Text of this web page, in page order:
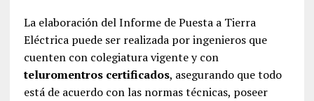
La elaboración del Informe de Puesta a Tierra
Eléctrica puede ser realizada por ingenieros que
cuenten con colegiatura vigente y con
teluromentros certificados, asegurando que todo
está de acuerdo con las normas técnicas, poseer